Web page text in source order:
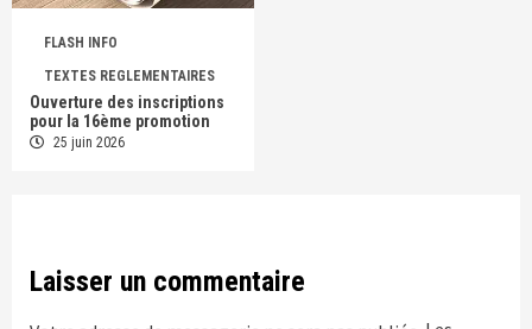
FLASH INFO
TEXTES REGLEMENTAIRES
Ouverture des inscriptions
pour la 16ème promotion
25 juin 2026
Laisser un commentaire